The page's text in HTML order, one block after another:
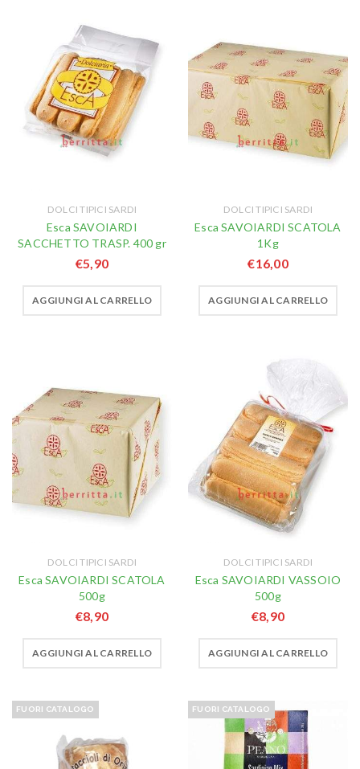
DOLCI TIPICI SARDI
Esca SAVOIARDI
SACCHETTO TRASP. 400 gr
€5,90
AGGIUNGI AL CARRELLO
DOLCI TIPICI SARDI
Esca SAVOIARDI SCATOLA
1Kg
€16,00
AGGIUNGI AL CARRELLO
DOLCI TIPICI SARDI
Esca SAVOIARDI SCATOLA
500g
€8,90
AGGIUNGI AL CARRELLO
DOLCI TIPICI SARDI
Esca SAVOIARDI VASSOIO
500g
€8,90
AGGIUNGI AL CARRELLO
FUORI CATALOGO FUORI CATALOGO